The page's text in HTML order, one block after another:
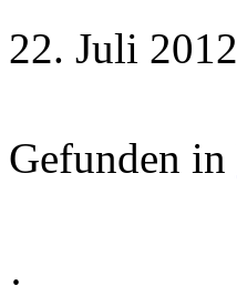
22. Juli 2012
Gefunden in
·